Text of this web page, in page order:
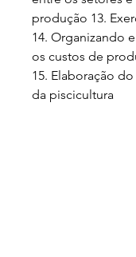
produção 13.
14. Organizando
os custos de
15. Elaboração
da piscicultura